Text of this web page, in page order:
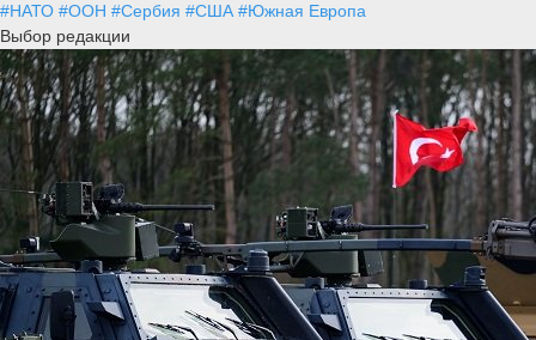
#НАТО #ООН #Сербия #США #Южная Европа
Выбор редакции